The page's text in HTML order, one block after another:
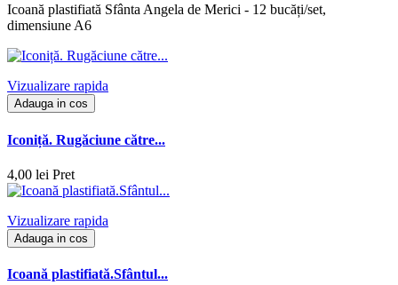
Icoană plastifiată Sfânta Angela de Merici - 12 bucăți/set,
dimensiune A6
Vizualizare rapida
Adauga in cos
Iconiță. Rugăciune către...
4,00 lei Pret
Vizualizare rapida
Adauga in cos
Icoană plastifiată.Sfântul...